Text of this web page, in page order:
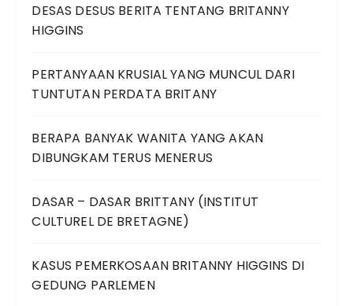
DESAS DESUS BERITA TENTANG BRITANNY
HIGGINS
PERTANYAAN KRUSIAL YANG MUNCUL DARI
TUNTUTAN PERDATA BRITANY
BERAPA BANYAK WANITA YANG AKAN
DIBUNGKAM TERUS MENERUS
DASAR – DASAR BRITTANY (INSTITUT
CULTUREL DE BRETAGNE)
KASUS PEMERKOSAAN BRITANNY HIGGINS DI
GEDUNG PARLEMEN